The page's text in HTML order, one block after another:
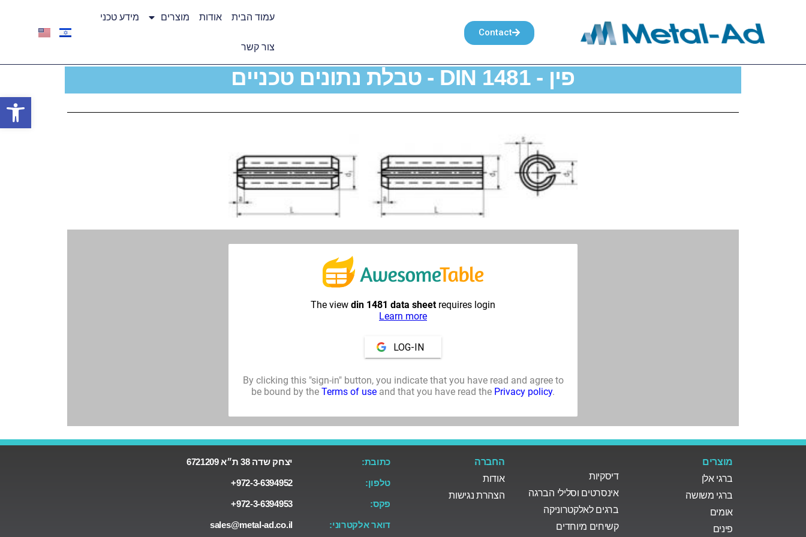
פתח
Contact
עמוד הבית אודות מוצרים מידע טכני
צור קשר
פין - DIN 1481 - טבלת נתונים טכניים
מוצרים
ברגי אלן
ברגי משושה
אומים
פינים
דיסקיות
אינסרטים וסלילי הברגה
ברגים לאלקטרוניקה
קשיחים מיוחדים
החברה
אודות
הצהרת נגישות
כתובת:
טלפון:
פקס:
דואר אלקטרוני:
יצחק שדה 38 ת״א 6721209
972-3-6394952+
972-3-6394953+
sales@metal-ad.co.il